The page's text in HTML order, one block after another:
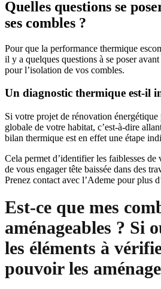
Quelles questions se
ses combles ?
Pour que la performance thermique
il y a quelques questions à se poser
pour l’isolation de vos combles.
Un diagnostic thermique est-il
Si votre projet de rénovation
globale de votre habitat, c’est-à-dire
bilan thermique est en effet une étape
Cela permet d’identifier les faiblesses
de vous engager tête baissée dans des
Prenez contact avec l’Ademe pour plus
Est-ce que mes
aménageables ? Si
les éléments à
pouvoir les